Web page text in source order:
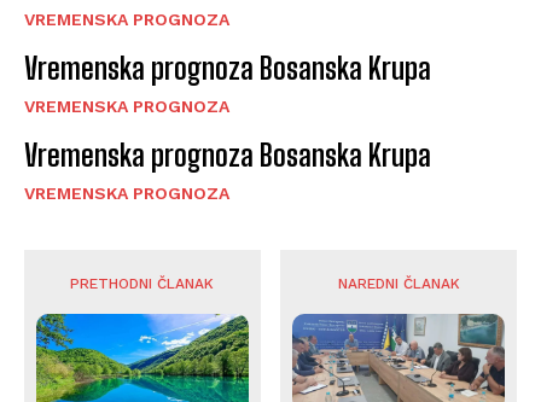
VREMENSKA PROGNOZA
Vremenska prognoza Bosanska Krupa
VREMENSKA PROGNOZA
Vremenska prognoza Bosanska Krupa
VREMENSKA PROGNOZA
PRETHODNI ČLANAK NAREDNI ČLANAK